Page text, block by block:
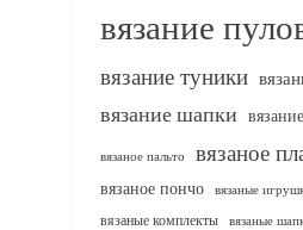
вязание
вязание туники
вязание шапки
вязаное пальто вязаное
вязаное пончо вязаные
вязаные комплекты
вязаные